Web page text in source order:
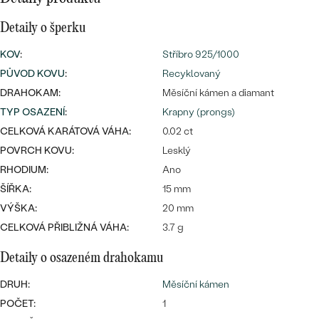
Bestsellery
Detaily o šperku
KOV:
Stříbro 925/1000
PŮVOD KOVU:
Recyklovaný
DRAHOKAM:
Měsíční kámen a diamant
TYP OSAZENÍ:
Krapny (prongs)
CELKOVÁ KARÁTOVÁ VÁHA:
0.02 ct
POVRCH KOVU:
Lesklý
RHODIUM:
Ano
ŠÍŘKA:
15 mm
VÝŠKA:
20 mm
CELKOVÁ PŘIBLIŽNÁ VÁHA:
3.7 g
Detaily o osazeném drahokamu
DRUH:
Měsíční kámen
POČET:
1